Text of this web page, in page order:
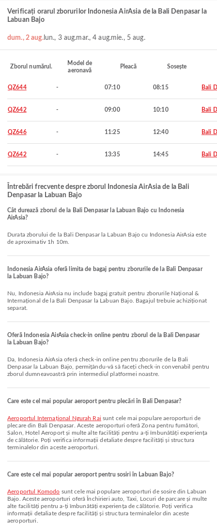
Verificați orarul zborurilor Indonesia AirAsia de la Bali Denpasar la
Labuan Bajo
dum., 2 aug.lun., 3 aug.mar., 4 aug.mie., 5 aug.
Zborul numărul.
Model de
aeronavă
Pleacă Sosește
QZ644 - 07:10 08:15 Bali
QZ642 - 09:00 10:10 Bali
QZ646 - 11:25 12:40 Bali
QZ642 - 13:35 14:45 Bali
Întrebări frecvente despre zborul Indonesia AirAsia de la Bali
Denpasar la Labuan Bajo
Cât durează zborul de la Bali Denpasar la Labuan Bajo cu Indonesia
AirAsia?
Durata zborului de la Bali Denpasar la Labuan Bajo cu Indonesia AirAsia este
de aproximativ 1h 10m.
Indonesia AirAsia oferă limita de bagaj pentru zborurile de la Bali Denpasar
la Labuan Bajo?
Nu, Indonesia AirAsia nu include bagaj gratuit pentru zborurile Național &
Internațional de la Bali Denpasar la Labuan Bajo. Bagajul trebuie achiziționat
separat.
Oferă Indonesia AirAsia check-in online pentru zborul de la Bali Denpasar
la Labuan Bajo?
Da, Indonesia AirAsia oferă check-in online pentru zborurile de la Bali
Denpasar la Labuan Bajo, permițându-vă să faceți check-in convenabil pentru
zborul dumneavoastră prin intermediul platformei noastre.
Care este cel mai popular aeroport pentru plecări în Bali Denpasar?
Aeroportul Internațional Ngurah Rai sunt cele mai populare aeroporturi de
plecare din Bali Denpasar. Aceste aeroporturi oferă Zona pentru fumători,
Salon, Hotel Aeroport și multe alte facilități pentru a-ți îmbunătăți experiența
de călătorie. Poți verifica informații detaliate despre facilități și structura
terminalelor din aceste aeroporturi.
Care este cel mai popular aeroport pentru sosiri în Labuan Bajo?
Aeroportul Komodo sunt cele mai populare aeroporturi de sosire din Labuan
Bajo. Aceste aeroporturi oferă Închirieri auto, Taxi, Locuri de parcare și multe
alte facilități pentru a-ți îmbunătăți experiența de călătorie. Poți verifica
informații detaliate despre facilități și structura terminalelor din aceste
aeroporturi.